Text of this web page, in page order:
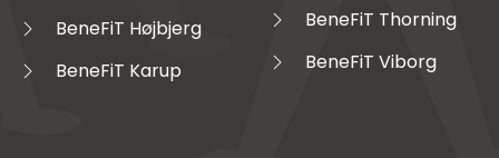
BeneFiT Højbjerg
BeneFiT Karup
BeneFiT Thorning
BeneFiT Viborg